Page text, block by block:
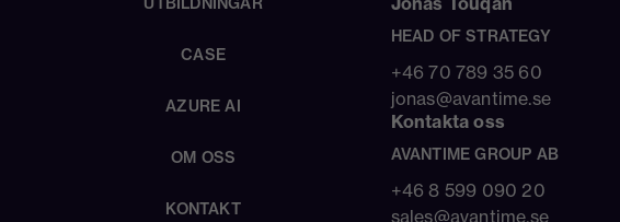
CASE
AZURE AI
OM OSS
KONTAKT
HEAD OF STRATEGY
+46 70 789 35 60
jonas@avantime.se
Kontakta oss
AVANTIME GROUP AB
+46 8 599 090 20
sales@avantime.se